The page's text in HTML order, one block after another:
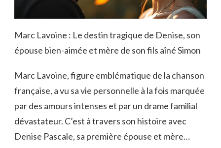
Marc Lavoine : Le destin tragique de Denise, son
épouse bien-aimée et mère de son fils aîné Simon
Marc Lavoine, figure emblématique de la chanson
française, a vu sa vie personnelle à la fois marquée
par des amours intenses et par un drame familial
dévastateur. C’est à travers son histoire avec
Denise Pascale, sa première épouse et mère…